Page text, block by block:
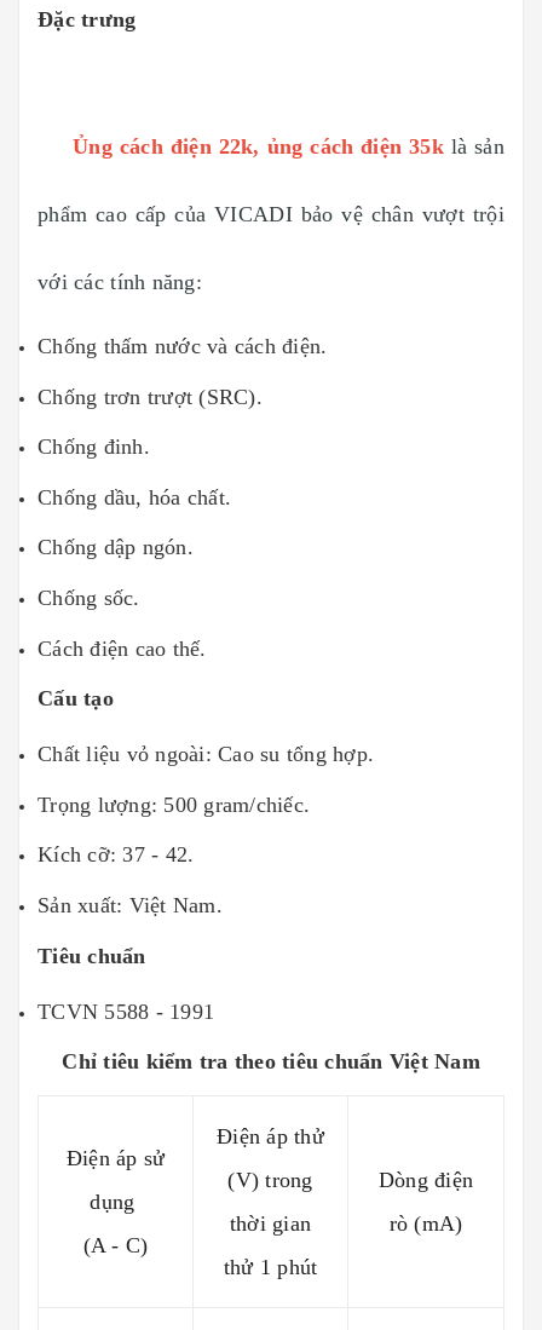
Đặc trưng
Ủng cách điện 22k, ủng cách điện 35klà sản
phẩm cao cấp của VICADI bảo vệ chân vượt trội
với các tính năng:
Chống thấm nước và cách điện.
Chống trơn trượt (SRC).
Chống đinh.
Chống dầu, hóa chất.
Chống dập ngón.
Chống sốc.
Cách điện cao thế.
Cấu tạo
Chất liệu vỏ ngoài: Cao su tổng hợp.
Trọng lượng: 500 gram/chiếc.
Kích cỡ: 37 - 42.
Sản xuất: Việt Nam.
Tiêu chuẩn
TCVN 5588 - 1991
Chỉ tiêu kiểm tra theo tiêu chuẩn Việt Nam
Điện áp sử
dụng
(A - C)
Điện áp thử
(V) trong
thời gian
thử 1 phút
Dòng điện
rò (mA)